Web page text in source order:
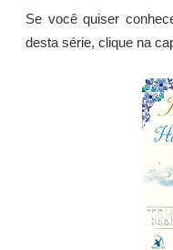
Se você quiser
desta série, clique na